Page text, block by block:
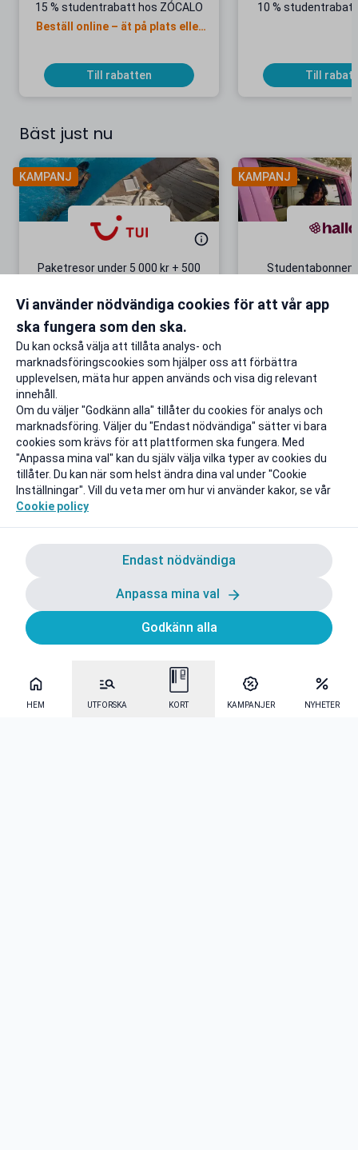
HEM UTFORSKA KORT KAMPANJER NYHETER
15 % studentrabatt hos ZÓCALO
Beställ online – ät på plats eller
Till rabatten
10 %
Till
Bäst just nu
KAMPANJ
Paketresor under 5 000 kr + 500
Gäller även på redan prissänkta
Till rabatten
KAMPANJ
+ 20 GB
Vi använder nödvändiga cookies för att vår app
ska fungera som den ska.
Du kan också välja att tillåta analys- och
marknadsföringscookies som hjälper oss att förbättra
upplevelsen, mäta hur appen används och visa dig relevant
innehåll.
Om du väljer "Godkänn alla" tillåter du cookies för analys och
marknadsföring. Väljer du "Endast nödvändiga" sätter vi bara
cookies som krävs för att plattformen ska fungera. Med
"Anpassa mina val" kan du själv välja vilka typer av cookies du
tillåter. Du kan när som helst ändra dina val under "Cookie
Inställningar". Vill du veta mer om hur vi använder kakor, se vår
Cookie policy
Endast nödvändiga
Anpassa mina val
Godkänn alla